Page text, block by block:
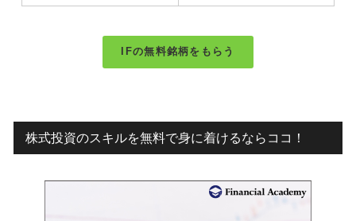
IFの無料銘柄をもらう
株式投資のスキルを無料で身に着けるならココ！